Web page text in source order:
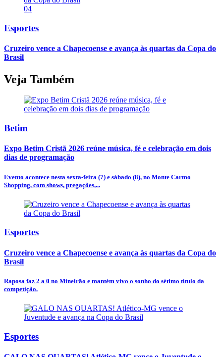
04
Esportes
Cruzeiro vence a Chapecoense e avança às quartas da Copa do
Brasil
Veja Também
Betim
Expo Betim Cristã 2026 reúne música, fé e celebração em dois
dias de programação
Evento acontece nesta sexta-feira (7) e sábado (8), no Monte Carmo
Shopping, com shows, pregações,...
Esportes
Cruzeiro vence a Chapecoense e avança às quartas da Copa do
Brasil
Raposa faz 2 a 0 no Mineirão e mantém vivo o sonho do sétimo título da
competição.
Esportes